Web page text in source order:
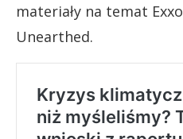
materiały na temat
Unearthed.